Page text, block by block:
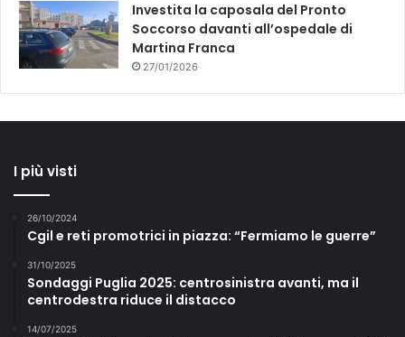
Investita la caposala del Pronto
Soccorso davanti all’ospedale di
Martina Franca
27/01/2026
I più visti
26/10/2024
Cgil e reti promotrici in piazza: “Fermiamo le guerre”
31/10/2025
Sondaggi Puglia 2025: centrosinistra avanti, ma il
centrodestra riduce il distacco
14/07/2025